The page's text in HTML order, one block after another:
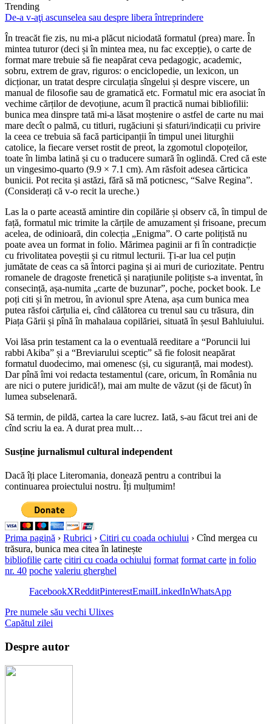
Trending
De-a v-aţi ascunselea sau despre libera întreprindere
În treacăt fie zis, nu mi-a plăcut niciodată formatul (prea) mare. În
mintea tuturor (deci și în mintea mea, nu fac excepție), o carte de
format mare trebuie să fie neapărat ceva pedagogic, academic,
sobru, extrem de grav, riguros: o enciclopedie, un lexicon, un
dicționar, un tratat despre circulația sîngelui și despre viscere, un
manual de filosofie sau de gramatică etc. Formatul mic era asociat în
vechime cărților de devoțiune, acum îl practică numai bibliofilii:
bunica mea dinspre tată mi-a lăsat moștenire o astfel de carte nu mai
mare decît o palmă, cu titluri, rugăciuni și sfaturi/indicații cu privire
la ceea ce trebuia să facă participanții în timpul unei liturghii
catolice, la fiecare verset rostit de preot, la zgomotul clopoțeilor,
toate în limba latină și cu o traducere sumară în oglindă. Cred că este
un vingesimo-quarto (9.9 × 7.1 cm). Am răsfoit adesea cărticica
bunicii. Pot recita și astăzi, fără să mă poticnesc, “Salve Regina”.
(Considerați că v-o recit la ureche.)
Las la o parte această amintire din copilărie și observ că, în timpul de
față, formatul mic trimite la cărțile de amuzament și frisoane, precum
acelea, de odinioară, din colecția „Enigma”. O carte polițistă nu
poate avea un format in folio. Mărimea paginii ar fi în contradicție
cu frivolitatea poveștii și cu ritmul lecturii. Ți-ar lua cel puțin
jumătate de ceas ca să întorci pagina și ai muri de curiozitate. Pentru
romanele de dragoste frenetică și narațiunile polițiste s-a inventat, în
consecință, așa-numita „carte de buzunar”, poche, pocket book. Le
poți citi și în metrou, în avionul spre Atena, așa cum bunica mea
putea răsfoi cărțulia ei, cînd călătorea cu trenul sau cu trăsura, din
Piața Gării și pînă în mahalaua copilăriei, situată în șesul Bahluiului.
Voi lăsa prin testament ca la o eventuală reeditare a “Poruncii lui
rabbi Akiba” și a “Breviarului sceptic” să fie folosit neapărat
formatul duodecimo, mai omenesc (și, cu siguranță, mai modest).
Dar pînă îmi voi redacta testamentul (care, oricum, în România nu
are nici o putere juridică!), mai am multe de văzut (și de făcut) în
lumea subselenară.
Să termin, de pildă, cartea la care lucrez. Iată, s-au făcut trei ani de
cînd scriu la ea. A durat prea mult…
Susține jurnalismul cultural independent
Dacă îți place Literomania, donează pentru a contribui la
continuarea proiectului nostru. Îți mulțumim!
Prima pagină › Rubrici › Citiri cu coada ochiului › Cînd mergea cu
trăsura, bunica mea citea în latinește
bibliofilie carte citiri cu coada ochiului format format carte in folio
nr. 40 poche valeriu gherghel
FacebookXRedditPinterestEmailLinkedInWhatsApp
Pre numele său vechi Ulixes
Capătul zilei
Despre autor